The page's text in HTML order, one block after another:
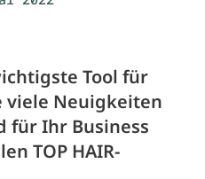
Tool für
viele Neuigkeiten
für Ihr Business
TOP HAIR-